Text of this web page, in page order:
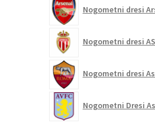
Nogometni dresi
Nogometni dresi
Nogometni dresi
Nogometni Dresi